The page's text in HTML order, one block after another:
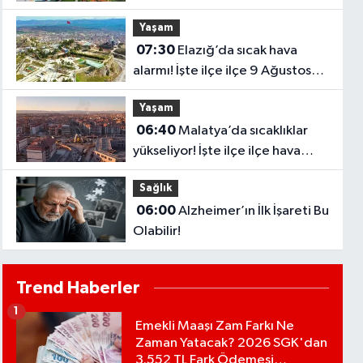
dereceyi görecek
Yaşam
07:30Elazığ’da sıcak hava
alarmı! İşte ilçe ilçe 9 Ağustos
hava durumu
Yaşam
06:40Malatya’da sıcaklıklar
yükseliyor! İşte ilçe ilçe hava
durumu
Sağlık
06:00Alzheimer’ın İlk İşareti Bu
Olabilir!
Trend Haberler
Emekli Maaşı Zam Farkı Ne
Zaman Yatacak? 2026 SGK'dan
3.552 TL Fark Ödemesi
1